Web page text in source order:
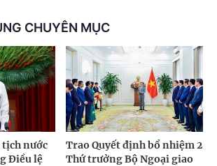
CHUYÊN MỤC
tịch nước
Điều lệ
Trao Quyết định bổ nhiệm 2
Thứ trưởng Bộ Ngoại giao